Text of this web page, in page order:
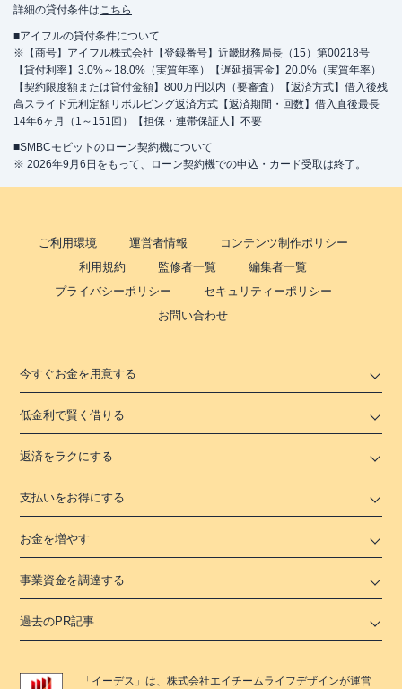
詳細の貸付条件はこちら
■アイフルの貸付条件について
※【商号】アイフル株式会社【登録番号】近畿財務局長（15）第00218号
【貸付利率】3.0%～18.0%（実質年率）【遅延損害金】20.0%（実質年率）
【契約限度額または貸付金額】800万円以内（要審査）【返済方式】借入後残
高スライド元利定額リボルビング返済方式【返済期間・回数】借入直後最長
14年6ヶ月（1～151回）【担保・連帯保証人】不要
■SMBCモビットのローン契約機について
※ 2026年9月6日をもって、ローン契約機での申込・カード受取は終了。
ご利用環境 運営者情報
コンテンツ制作ポリシー
利用規約
監修者一覧
編集者一覧
プライバシーポリシー
セキュリティーポリシー
お問い合わせ
今すぐお金を用意する
低金利で賢く借りる
返済をラクにする
支払いをお得にする
お金を増やす
事業資金を調達する
過去のPR記事
「 イーデス 」は、株式会社エイチームライフデザインが運営